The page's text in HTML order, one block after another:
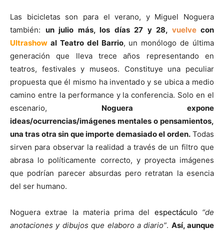
Las bicicletas son para el verano, y Miguel Noguera
también: un julio más, los días 27 y 28, vuelvecon
Ultrashow al Teatro del Barrio, un monólogo de última
generación que lleva trece años representando en
teatros, festivales y museos. Constituye una peculiar
propuesta que él mismo ha inventado y se ubica a medio
camino entre la performance y la conferencia. Solo en el
escenario, Noguera expone
ideas/ocurrencias/imágenes mentales o pensamientos,
una tras otra sin que importe demasiado el orden.Todas
sirven para observar la realidad a través de un filtro que
abrasa lo políticamente correcto, y proyecta imágenes
que podrían parecer absurdas pero retratan la esencia
del ser humano.
Noguera extrae la materia prima del espectáculo “de
anotaciones y dibujos que elaboro a diario”. Así, aunque